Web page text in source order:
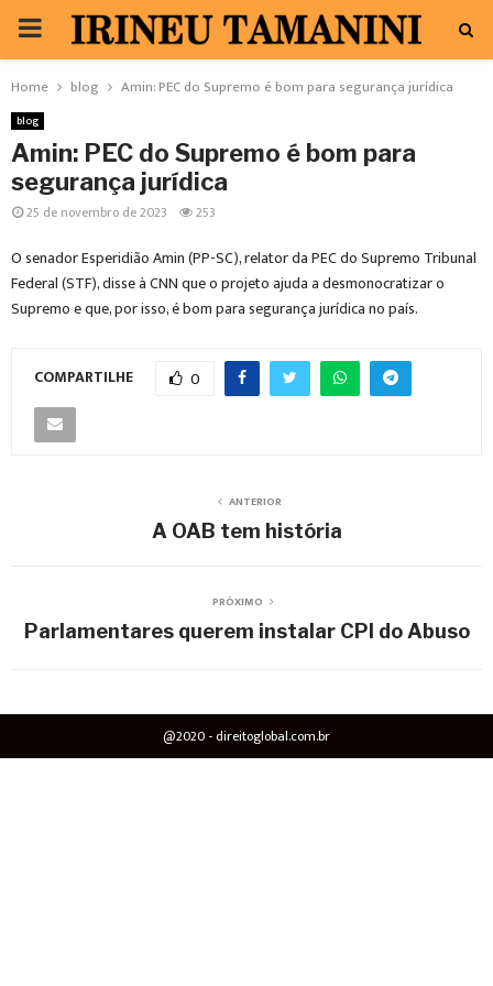
PRIMARY
MENU
Home blog Amin: PEC do Supremo é bom para segurança jurídica
blog
Amin: PEC do Supremo é bom para
segurança jurídica
25 de novembro de 2023 253
O senador Esperidião Amin (PP-SC), relator da PEC do Supremo Tribunal
Federal (STF), disse à CNN que o projeto ajuda a desmonocratizar o
Supremo e que, por isso, é bom para segurança jurídica no país.
COMPARTILHE 0
ANTERIOR
A OAB tem história
PRÓXIMO
Parlamentares querem instalar CPI do Abuso
@2020 - direitoglobal.com.br